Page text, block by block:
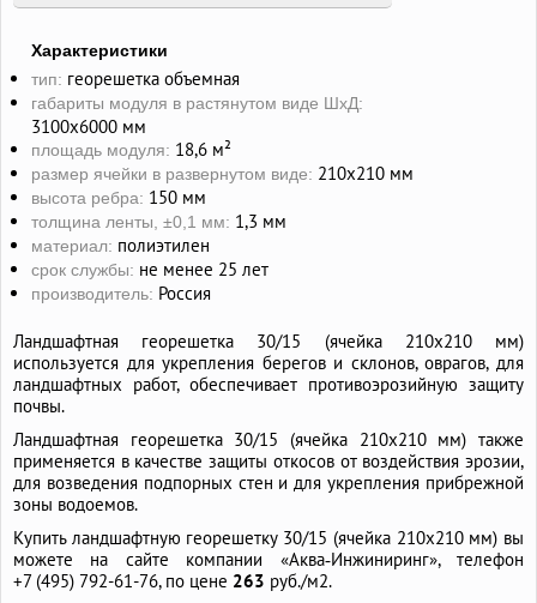
Характеристики
тип: георешетка объемная
габариты модуля в растянутом виде ШхД:
3100х6000 мм
площадь модуля: 18,6 м²
размер ячейки в развернутом виде: 210х210 мм
высота ребра: 150 мм
толщина ленты, ±0,1 мм: 1,3 мм
материал: полиэтилен
срок службы: не менее 25 лет
производитель: Россия
Ландшафтная георешетка 30/15 (ячейка 210х210 мм)
используется для укрепления берегов и склонов, оврагов, для
ландшафтных работ, обеспечивает противоэрозийную защиту
почвы.
Ландшафтная георешетка 30/15 (ячейка 210х210 мм) также
применяется в качестве защиты откосов от воздействия эрозии,
для возведения подпорных стен и для укрепления прибрежной
зоны водоемов.
Купить ландшафтную георешетку 30/15 (ячейка 210х210 мм) вы
можете на сайте компании «Аква‑Инжиниринг», телефон
+7 (495) 792-61-76,по цене 263 руб./м2.